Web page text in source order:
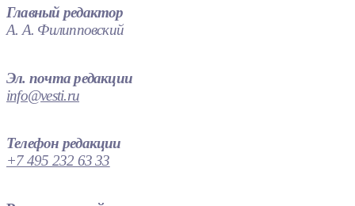
Главный редактор
А. А. Филипповский
Эл. почта редакции
info@vesti.ru
Телефон редакции
+7 495 232 63 33